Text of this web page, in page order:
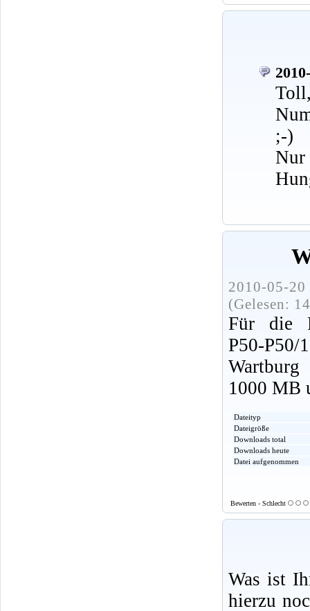
;-)
2010-05-
(Gelesen:
Für die
P50-P50/
1000 MB
Dateityp
Dateigröße
Downloads total
Downloads heute
Datei aufgenommen
Bewerten - Schlecht
Was ist
hierzu